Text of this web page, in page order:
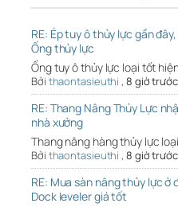
RE: Ép tuy ô thủy lực gần
Ống thủy lực
Ống tuy ô thủy lực loại tốt
Bởi thaontasieuthi , 8 giờ trước
RE: Thang Nâng Thủy Lực
nhà xưởng
Thang nâng hàng thủy lực
Bởi thaontasieuthi , 8 giờ trước
RE: Mua sàn nâng thủy lực ở
Dock leveler giá tốt